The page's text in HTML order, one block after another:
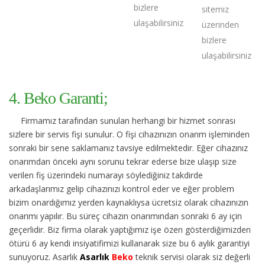
bizlere
ulaşabilirsiniz
sitemiz
üzerinden
bizlere
ulaşabilirsiniz
4. Beko Garanti;
Firmamız tarafından sunulan herhangi bir hizmet sonrası
sizlere bir servis fişi sunulur. O fişi cihazınızın onarım işleminden
sonraki bir sene saklamanız tavsiye edilmektedir. Eğer cihazınız
onarımdan önceki aynı sorunu tekrar ederse bize ulaşıp size
verilen fiş üzerindeki numarayı söylediğiniz takdirde
arkadaşlarımız gelip cihazınızı kontrol eder ve eğer problem
bizim onardığımız yerden kaynaklıysa ücretsiz olarak cihazınızın
onarımı yapılır. Bu süreç cihazın onarımından sonraki 6 ay için
geçerlidir. Biz firma olarak yaptığımız işe özen gösterdiğimizden
ötürü 6 ay kendi insiyatifimizi kullanarak size bu 6 aylık garantiyi
sunuyoruz. Asarlık Asarlık Bekoteknik servisi olarak siz değerli